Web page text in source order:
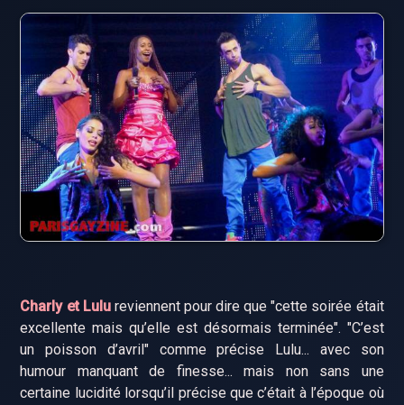
Charly et Lulureviennent pour dire que "cette soirée était
excellente mais qu’elle est désormais terminée". "C’est
un poisson d’avril" comme précise Lulu... avec son
humour manquant de finesse... mais non sans une
certaine lucidité lorsqu’il précise que c’était à l’époque où